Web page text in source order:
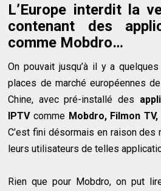
L’Europe interdit la
contenant des
comme Mobdro…
On pouvait jusqu’à il y a
places de marché européennes
Chine, avec pré-installé des
IPTVcomme Mobdro, Filmon
C’est fini désormais en raison
leurs utilisateurs de telles
Rien que pour Mobdro, on put